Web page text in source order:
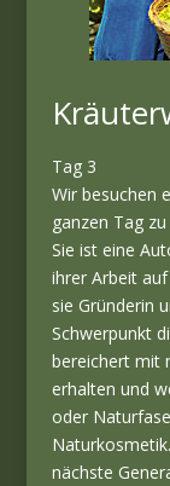
Tag 3
Wir besuchen
ganzen Tag
Sie ist eine
ihrer Arbeit
sie Gründerin
Schwerpunkt
bereichert mit
erhalten und
oder
nächste